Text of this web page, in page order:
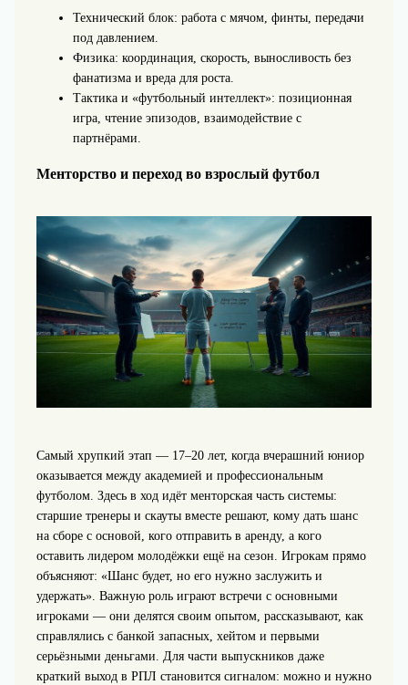
Технический блок: работа с мячом, финты, передачи
под давлением.
Физика: координация, скорость, выносливость без
фанатизма и вреда для роста.
Тактика и «футбольный интеллект»: позиционная
игра, чтение эпизодов, взаимодействие с
партнёрами.
Менторство и переход во взрослый футбол
Самый хрупкий этап — 17–20 лет, когда вчерашний юниор
оказывается между академией и профессиональным
футболом. Здесь в ход идёт менторская часть системы:
старшие тренеры и скауты вместе решают, кому дать шанс
на сборе с основой, кого отправить в аренду, а кого
оставить лидером молодёжки ещё на сезон. Игрокам прямо
объясняют: «Шанс будет, но его нужно заслужить и
удержать». Важную роль играют встречи с основными
игроками — они делятся своим опытом, рассказывают, как
справлялись с банкой запасных, хейтом и первыми
серьёзными деньгами. Для части выпускников даже
краткий выход в РПЛ становится сигналом: можно и нужно